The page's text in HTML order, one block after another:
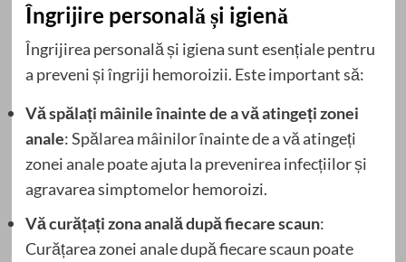
Îngrijire personală și igienă
Îngrijirea personală și igiena sunt esențiale pentru
a preveni și îngriji hemoroizii. Este important să:
Vă spălați mâinile înainte de a vă atingeți zonei
anale: Spălarea mâinilor înainte de a vă atingeți
zonei anale poate ajuta la prevenirea infecțiilor și
agravarea simptomelor hemoroizi.
Vă curățați zona anală după fiecare scaun:
Curățarea zonei anale după fiecare scaun poate